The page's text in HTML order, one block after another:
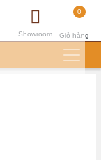
0
Giỏ hàng
Showroom